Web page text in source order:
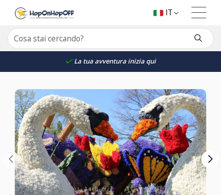
La tua avventura inizia qui
IT